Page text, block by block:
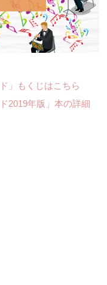
」もくじはこちら
2019年版」本の詳細